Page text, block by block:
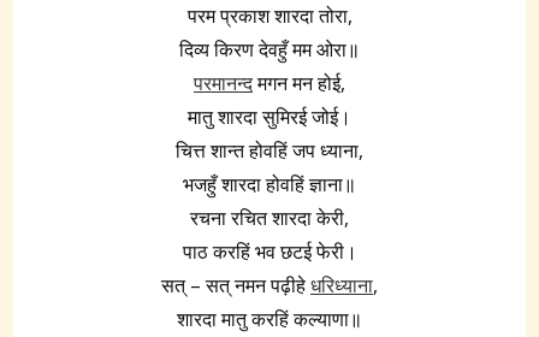
परम प्रकाश शारदा तोरा,
दिव्य किरण देवहुँ मम ओरा॥
परमानन्दमगन मन होई,
मातु शारदा सुमिरई जोई।
चित्त शान्त होवहिं जप ध्याना,
भजहुँ शारदा होवहिं ज्ञाना॥
रचना रचित शारदा केरी,
पाठ करहिं भव छटई फेरी।
सत् – सत् नमन पढ़ीहेधरिध्याना,
शारदा मातु करहिं कल्याणा॥